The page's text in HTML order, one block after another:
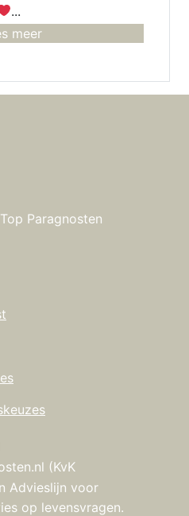
...
meer
Paragnosten
(KvK
Advieslijn voor
op levensvragen.